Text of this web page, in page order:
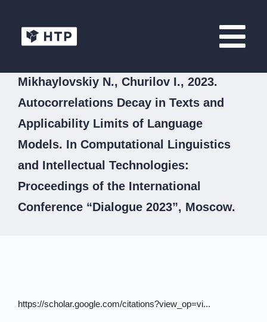
Mikhaylovskiy N., Churilov I., 2023.
Autocorrelations Decay in Texts and
Applicability Limits of Language
Models. In Computational Linguistics
and Intellectual Technologies:
Proceedings of the International
Conference “Dialogue 2023”, Moscow.
https://scholar.google.com/citations?view_op=vi...